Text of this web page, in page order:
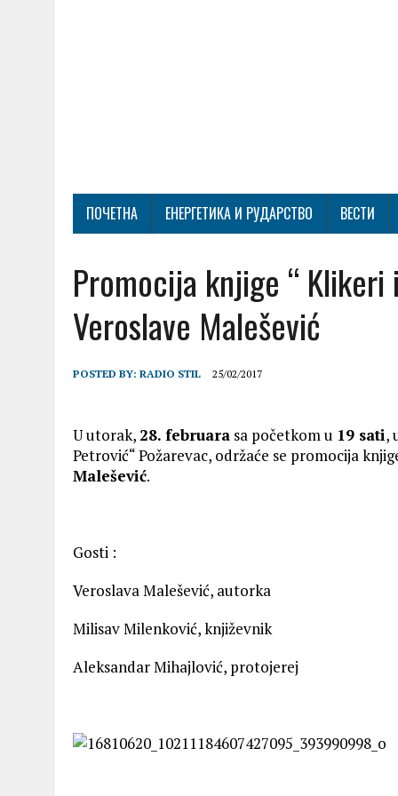
ПОЧЕТНА ЕНЕРГЕТИКА И РУДАРСТВО ВЕСТИ
Promocija knjige “
Veroslave Malešević
POSTED BY: RADIO STIL 25/02/2017
U utorak, 28. februara sa početkom u 19 sati,
Petrović“ Požarevac, održaće se promocija
Malešević.
Gosti :
Veroslava Malešević, autorka
Milisav Milenković, književnik
Aleksandar Mihajlović, protojerej